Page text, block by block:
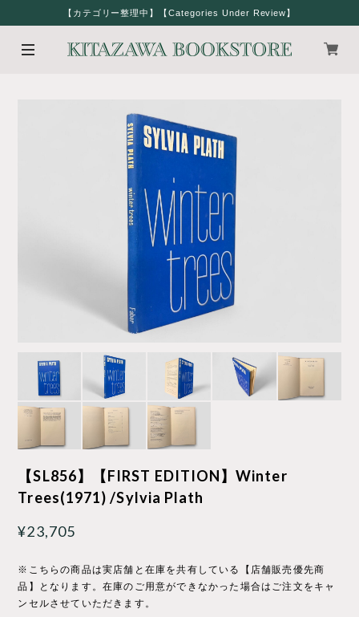
【カテゴリー整理中】【Categories Under Review】
【SL856】【FIRST EDITION】Winter
Trees(1971) /Sylvia Plath
¥23,705
※こちらの商品は実店舗と在庫を共有している【店舗販売優先商
品】となります。在庫のご用意ができなかった場合はご注文をキャ
ンセルさせていただきます。